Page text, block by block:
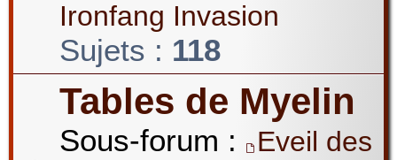
Ironfang Invasion
Sujets : 118
Tables de Myelin
Sous-forum :
Eveil des